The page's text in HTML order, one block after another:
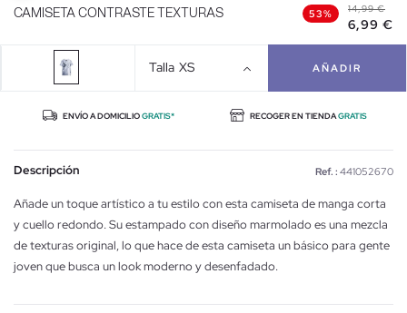
CAMISETA CONTRASTE TEXTURAS 53% 14,99 €
6,99 €
Talla XS AÑADIR
ENVÍO A DOMICILIOGRATIS* RECOGER EN TIENDAGRATIS
Descripción Ref. : 441052670
Añade un toque artístico a tu estilo con esta camiseta de manga corta
y cuello redondo. Su estampado con diseño marmolado es una mezcla
de texturas original, lo que hace de esta camiseta un básico para gente
joven que busca un look moderno y desenfadado.